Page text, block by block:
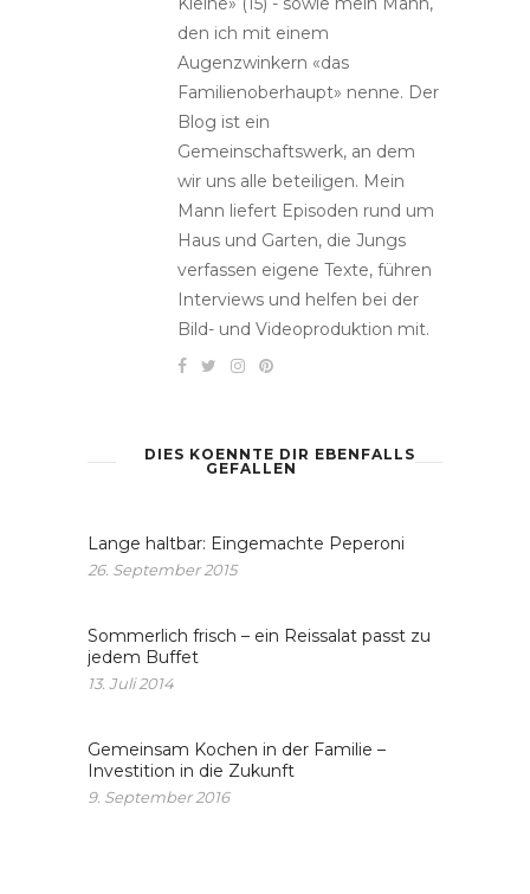
den ich mit einem
Augenzwinkern «das
Familienoberhaupt» nenne. Der
Blog ist ein
Gemeinschaftswerk, an dem
wir uns alle beteiligen. Mein
Mann liefert Episoden rund um
Haus und Garten, die Jungs
verfassen eigene Texte, führen
Interviews und helfen bei der
Bild- und Videoproduktion mit.
DIES KOENNTE DIR EBENFALLS
GEFALLEN
Lange haltbar: Eingemachte Peperoni
26. September 2015
Sommerlich frisch – ein Reissalat passt zu
jedem Buffet
13. Juli 2014
Gemeinsam Kochen in der Familie –
Investition in die Zukunft
9. September 2016